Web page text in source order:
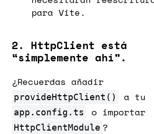
para Vite.
2. HttpClient está
“simplemente ahí”.
¿Recuerdas añadir
provideHttpClient() a tu
app.config.ts o importar
HttpClientModule ?